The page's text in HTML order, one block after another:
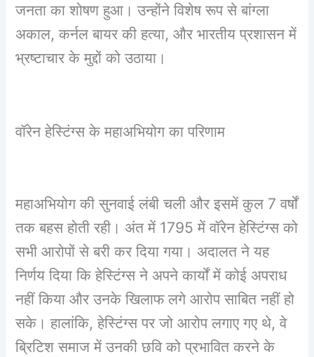
जनता का शोषण हुआ। उन्होंने विशेष रूप से बांग्ला
अकाल, कर्नल बायर की हत्या, और भारतीय प्रशासन में
भ्रष्टाचार के मुद्दों को उठाया।
वॉरेन हेस्टिंग्स के महाअभियोग का परिणाम
महाअभियोग की सुनवाई लंबी चली और इसमें कुल 7 वर्षों
तक बहस होती रही। अंत में 1795 में वॉरेन हेस्टिंग्स को
सभी आरोपों से बरी कर दिया गया। अदालत ने यह
निर्णय दिया कि हेस्टिंग्स ने अपने कार्यों में कोई अपराध
नहीं किया और उनके खिलाफ लगे आरोप साबित नहीं हो
सके। हालांकि, हेस्टिंग्स पर जो आरोप लगाए गए थे, वे
ब्रिटिश समाज में उनकी छवि को प्रभावित करने के